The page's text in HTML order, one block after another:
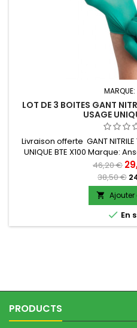
MARQUE:
LOT DE 3 BOITES GANT
USAGE
Livraison offerte GANT NITRILE
UNIQUE BTE X100 Marque:
Gant jetable en nitrile
contre les
46,20 €
38,50 €

 En
PRODUCTS